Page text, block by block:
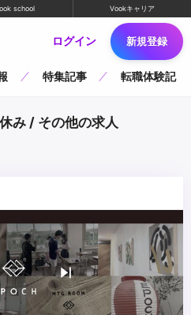
school Vookキャリア
ログイン 新規登録
特集記事 転職体験記
み / その他の求人